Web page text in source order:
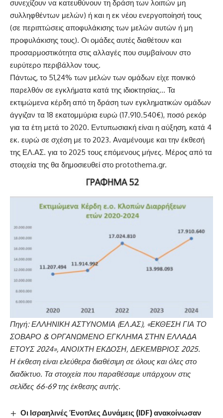
συνεχίζουν να κατευθύνουν τη δράση των λοιπών μη
συλληφθέντων μελών) ή και η εκ νέου ενεργοποίησή τους
(σε περιπτώσεις αποφυλάκισης των μελών αυτών ή μη
προφυλάκισης τους). Οι ομάδες αυτές διαθέτουν και
προσαρμοστικότητα στις αλλαγές που συμβαίνουν στο
ευρύτερο περιβάλλον τους.
Πάντως, το 51,24% των μελών των ομάδων είχε ποινικό
παρελθόν σε εγκλήματα κατά της ιδιοκτησίας… Τα
εκτιμώμενα κέρδη από τη δράση των εγκληματικών ομάδων
άγγιζαν τα 18 εκατομμύρια ευρώ (17.910.540€), ποσό ρεκόρ
για τα έτη μετά το 2020. Εντυπωσιακή είναι η αύξηση, κατά 4
εκ. ευρώ σε σχέση με το 2023. Αναμένουμε και την έκθεσή
της ΕΛ.ΑΣ. για το 2025 τους επόμενους μήνες. Μέρος από τα
στοιχεία της θα δημοσιευθεί στο protothema.gr.
Πηγή: ΕΛΛΗΝΙΚΗ ΑΣΤΥΝΟΜΙΑ (ΕΛ.ΑΣ), «ΕΚΘΕΣΗ ΓΙΑ ΤΟ
ΣΟΒΑΡΟ & ΟΡΓΑΝΩΜΕΝΟ ΕΓΚΛΗΜΑ ΣΤΗΝ ΕΛΛΑΔΑ
ΕΤΟΥΣ 2024», ΑΝΟΙΧΤΗ ΕΚΔΟΣΗ, ΔΕΚΕΜΒΡΙΟΣ 2025.
Η έκθεση είναι ελεύθερα διαθέσιμη σε όλους και όλες στο
διαδίκτυο. Τα στοιχεία που παραθέσαμε υπάρχουν στις
σελίδες 66-69 της έκθεσης αυτής.
Οι Ισραηλινές Ένοπλες Δυνάμεις (IDF) ανακοίνωσαν